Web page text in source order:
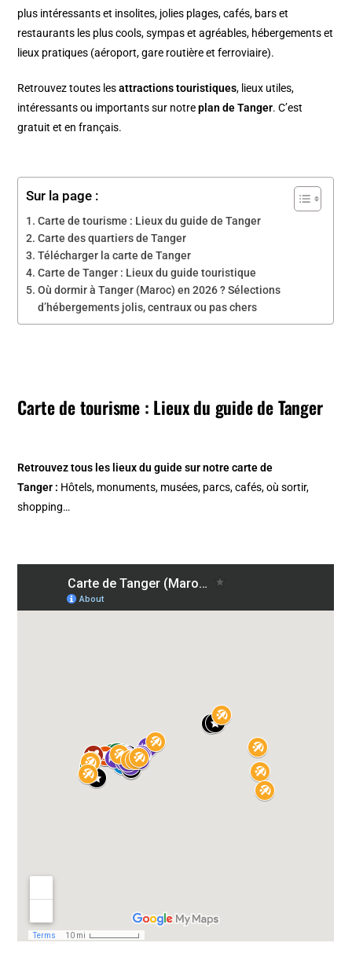
plus intéressants et insolites, jolies plages, cafés, bars et
restaurants les plus cools, sympas et agréables, hébergements et
lieux pratiques (aéroport, gare routière et ferroviaire).
Retrouvez toutes lesattractions touristiques, lieux utiles,
intéressants ou importants sur notreplan deTanger. C’est
gratuit et en français.
Sur la page :
Carte de tourisme : Lieux du guide de Tanger
Carte des quartiers de Tanger
Télécharger la carte de Tanger
Carte de Tanger : Lieux du guide touristique
Où dormir à Tanger (Maroc) en 2026 ? Sélections
d’hébergements jolis, centraux ou pas chers
Carte de tourisme : Lieux du guide de Tanger
Retrouvez tous les lieux du guide sur notre carte de
Tanger : Hôtels, monuments, musées, parcs, cafés, où sortir,
shopping…